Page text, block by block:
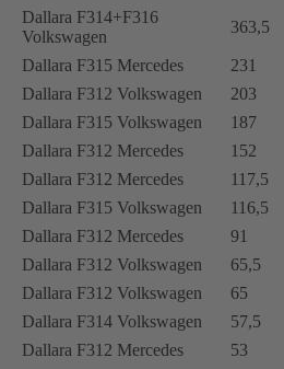
Dallara F314+F316
Volkswagen
363,5
Dallara F315 Mercedes
231
Dallara F312 Volkswagen
203
Dallara F315 Volkswagen
187
Dallara F312 Mercedes
152
Dallara F312 Mercedes
117,5
Dallara F315 Volkswagen
116,5
Dallara F312 Mercedes
91
Dallara F312 Volkswagen
65,5
Dallara F312 Volkswagen
65
Dallara F314 Volkswagen
57,5
Dallara F312 Mercedes
53